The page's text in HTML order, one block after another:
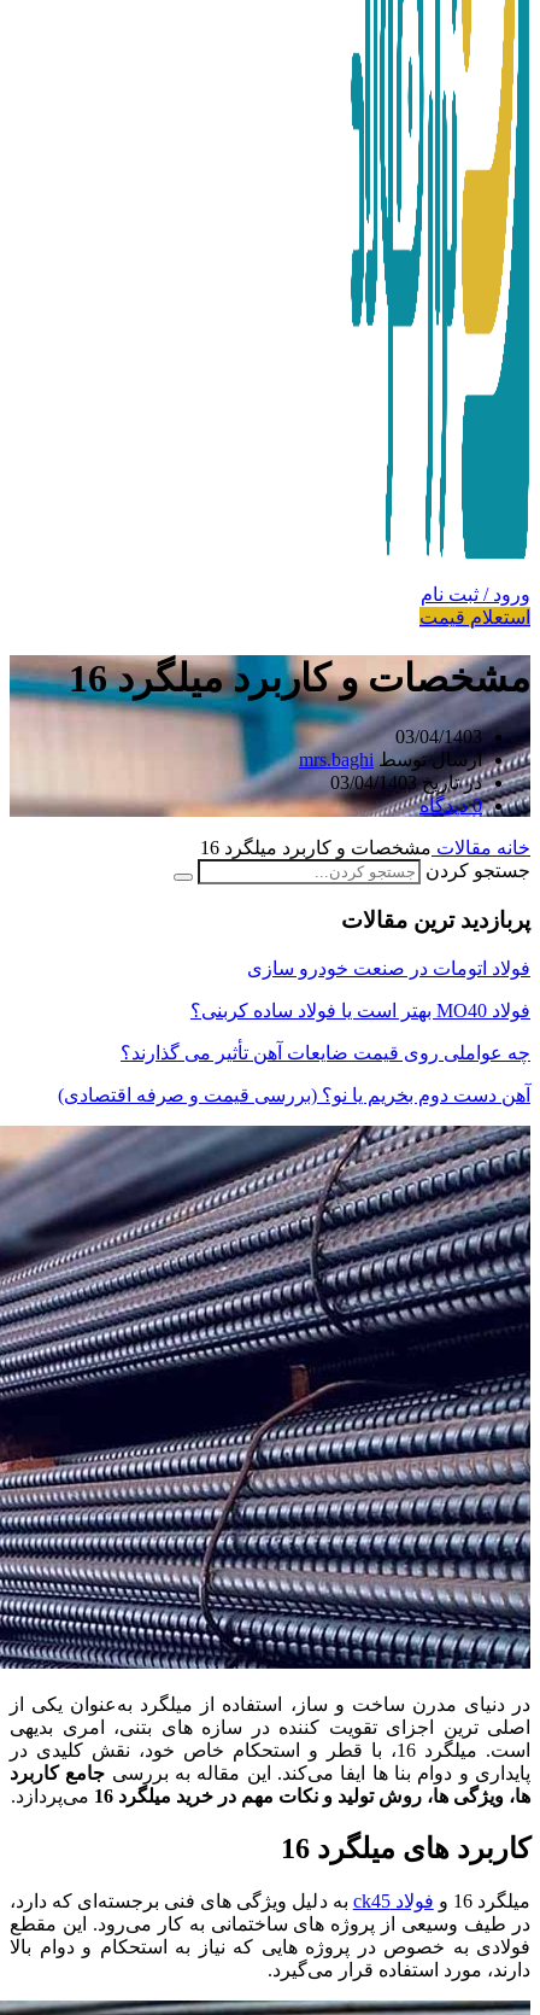
ورود / ثبت نام
استعلام قیمت
مشخصات و کاربرد میلگرد 16
03/04/1403
ارسال توسط mrs.baghi
در تاریخ 03/04/1403
0 دیدگاه
خانه مقالات مشخصات و کاربرد میلگرد 16
جستجو کردن
پربازدید ترین مقالات
فولاد اتومات در صنعت خودرو سازی
فولاد MO40 بهتر است یا فولاد ساده کربنی؟
چه عواملی روی قیمت ضایعات آهن تأثیر می گذارند؟
آهن دست دوم بخریم یا نو؟ (بررسی قیمت و صرفه اقتصادی)
در دنیای مدرن ساخت‌ و ساز، استفاده از میلگرد به‌عنوان یکی از
اصلی‌ ترین اجزای تقویت‌ کننده در سازه‌ های بتنی، امری بدیهی
است. میلگرد 16، با قطر و استحکام خاص خود، نقش کلیدی در
پایداری و دوام بنا ها ایفا می‌کند. این مقاله به بررسی جامع کاربرد
ها، ویژگی‌ ها، روش تولید و نکات مهم در خرید میلگرد 16
می‌پردازد.
کاربرد های میلگرد 16
میلگرد 16 و فولاد ck45
به دلیل ویژگی‌ های فنی برجسته‌ای که دارد،
در طیف وسیعی از پروژه‌ های ساختمانی به کار می‌رود. این مقطع
فولادی به خصوص در پروژه‌ هایی که نیاز به استحکام و دوام بالا
دارند، مورد استفاده قرار می‌گیرد.